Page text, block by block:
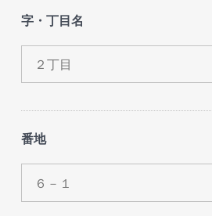
字・丁目名
番地